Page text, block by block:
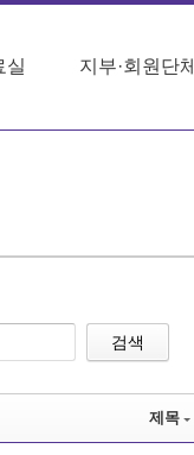
실 지부·회원단체
검색
제목